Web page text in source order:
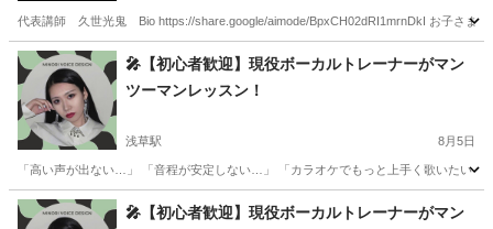
代表講師 久世光鬼 Bio https://share.google/aimode/BpxCH02dRI1mrnDkI お子さま
東京 八王子市 多摩境駅 ドラム 夏休み
🎤【初心者歓迎】現役ボーカルトレーナーがマン
ツーマンレッスン！
浅草駅 8月5日
「高い声が出ない…」 「音程が安定しない…」 「カラオケでもっと上手く歌いたい
東京 台東区 浅草駅 ボーカル レッスン
🎤【初心者歓迎】現役ボーカルトレーナーがマン